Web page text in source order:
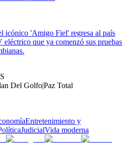
icónico 'Amigo Fiel' regresa al país
que ya comenzó sus pruebas
Del Golfo|Paz Total
Entretenimiento y
JudicialVida moderna